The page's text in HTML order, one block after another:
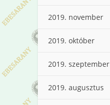
2019. november
2019. október
2019. szeptember
2019. augusztus